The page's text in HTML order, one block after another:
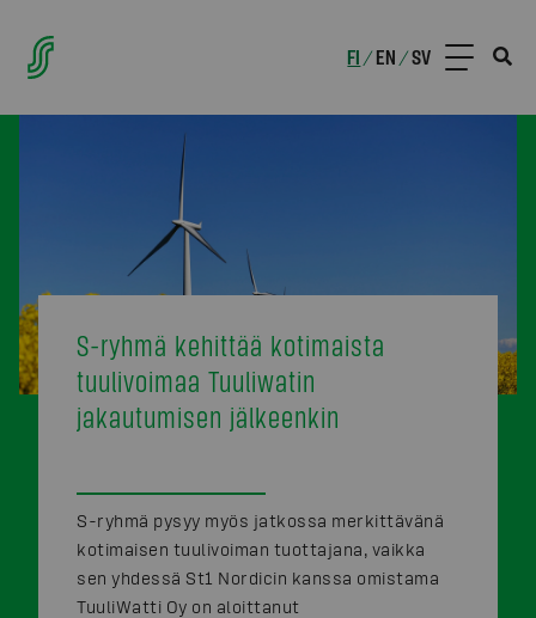
FI /EN /SV
S-ryhmä kehittää kotimaista
tuulivoimaa Tuuliwatin
jakautumisen jälkeenkin
S-ryhmä pysyy myös jatkossa merkittävänä
kotimaisen tuulivoiman tuottajana, vaikka
sen yhdessä St1 Nordicin kanssa omistama
TuuliWatti Oy on aloittanut